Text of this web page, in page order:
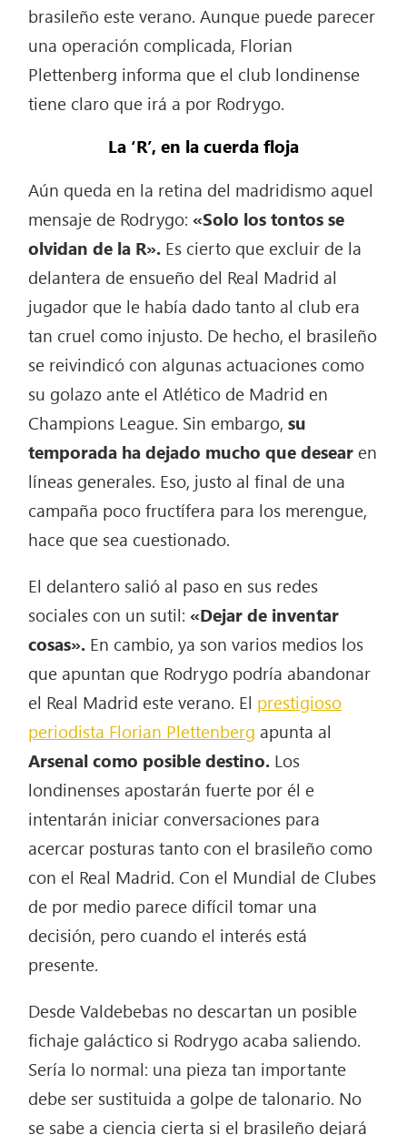
brasileño este verano. Aunque puede parecer
una operación complicada, Florian
Plettenberg informa que el club londinense
tiene claro que irá a por Rodrygo.
La ‘R’, en la cuerda floja
Aún queda en la retina del madridismo aquel
mensaje de Rodrygo:«Solo los tontos se
olvidan de la R». Es cierto que excluir de la
delantera de ensueño del Real Madrid al
jugador que le había dado tanto al club era
tan cruel como injusto. De hecho, el brasileño
se reivindicó con algunas actuaciones como
su golazo ante el Atlético de Madrid en
Champions League. Sin embargo,su
temporada ha dejado mucho que desear en
líneas generales. Eso, justo al final de una
campaña poco fructífera para los merengue,
hace que sea cuestionado.
El delantero salió al paso en sus redes
sociales con un sutil:«Dejar de inventar
cosas». En cambio, ya son varios medios los
que apuntan que Rodrygo podría abandonar
el Real Madrid este verano. El prestigioso
periodista Florian Plettenberg apunta al
Arsenal como posible destino. Los
londinenses apostarán fuerte por él e
intentarán iniciar conversaciones para
acercar posturas tanto con el brasileño como
con el Real Madrid. Con el Mundial de Clubes
de por medio parece difícil tomar una
decisión, pero cuando el interés está
presente.
Desde Valdebebas no descartan un posible
fichaje galáctico si Rodrygo acaba saliendo.
Sería lo normal: una pieza tan importante
debe ser sustituida a golpe de talonario. No
se sabe a ciencia cierta si el brasileño dejará